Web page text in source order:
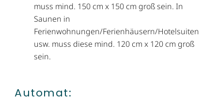
muss mind. 150 cm x 150 cm groß sein. In
Saunen in
Ferienwohnungen/Ferienhäusern/Hotelsuiten
usw. muss diese mind. 120 cm x 120 cm groß
sein.
Automat: